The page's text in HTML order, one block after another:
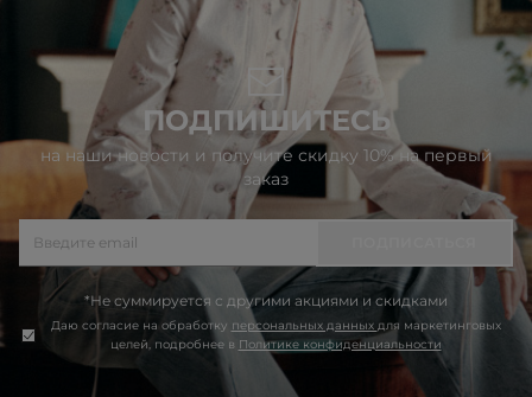
ПОДПИШИТЕСЬ
на наши новости и получите скидку 10% на первый
заказ
*Не суммируется с другими акциями и скидками
Даю согласие на обработку персональных данных для маркетинговых
целей, подробнее в Политике конфиденциальности